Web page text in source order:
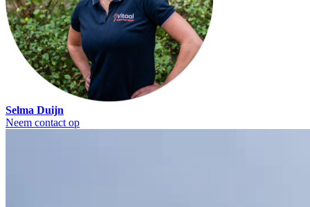
Selma Duijn
Neem contact op